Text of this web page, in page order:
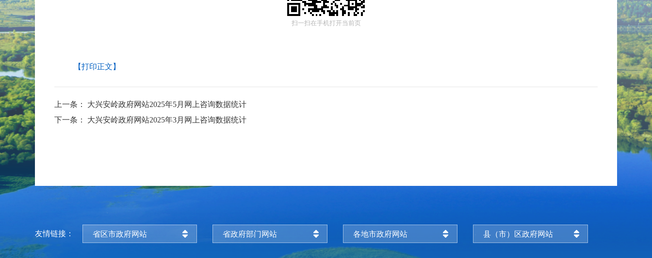
扫一扫在手机打开当前页
【打印正文】
上一条：
大兴安岭政府网站2025年5月网上咨询数据统计
下一条：
大兴安岭政府网站2025年3月网上咨询数据统计
友情链接： 省区市政府网站 省政府部门网站 各地市政府网站 县（市）区政府网站